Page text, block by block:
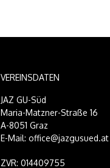
VEREINSDATEN
JAZ GU-Süd
Maria-Matzner-Straße 16
A-8051 Graz
E-Mail: office@jazgusued.at
ZVR: 014409755